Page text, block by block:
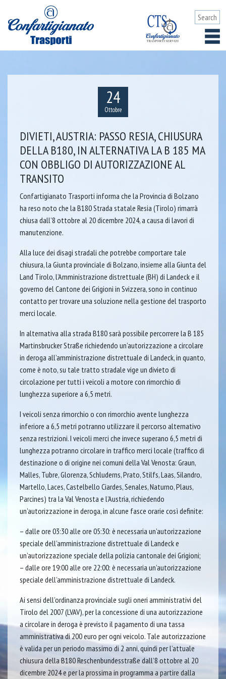
24
Ottobre
DIVIETI, AUSTRIA: PASSO RESIA, CHIUSURA
DELLA B180, IN ALTERNATIVA LA B 185 MA
CON OBBLIGO DI AUTORIZZAZIONE AL
TRANSITO
Confartigianato Trasporti informa che la Provincia di Bolzano
ha reso noto che la B180 Strada statale Resia (Tirolo) rimarrà
chiusa dall’8 ottobre al 20 dicembre 2024, a causa di lavori di
manutenzione.
Alla luce dei disagi stradali che potrebbe comportare tale
chiusura, la Giunta provinciale di Bolzano, insieme alla Giunta del
Land Tirolo, l’Amministrazione distrettuale (BH) di Landeck e il
governo del Cantone dei Grigioni in Svizzera, sono in continuo
contatto per trovare una soluzione nella gestione del trasporto
merci locale.
In alternativa alla strada B180 sarà possibile percorrere la B 185
Martinsbrucker Straße richiedendo un’autorizzazione a circolare
in deroga all’amministrazione distrettuale di Landeck, in quanto,
come è noto, su tale tratto stradale vige un divieto di
circolazione per tutti i veicoli a motore con rimorchio di
lunghezza superiore a 6,5 metri.
I veicoli senza rimorchio o con rimorchio avente lunghezza
inferiore a 6,5 metri potranno utilizzare il percorso alternativo
senza restrizioni. I veicoli merci che invece superano 6,5 metri di
lunghezza potranno circolare in traffico merci locale (traffico di
destinazione o di origine nei comuni della Val Venosta: Graun,
Malles, Tubre, Glorenza, Schluderns, Prato, Stilfs, Laas, Silandro,
Martello, Laces, Castelbello Ciardes, Senales, Naturno, Plaus,
Parcines) tra la Val Venosta e l’Austria, richiedendo
un’autorizzazione in deroga, in alcune fasce orarie così definite:
– dalle ore 03:30 alle ore 05:30: è necessaria un’autorizzazione
speciale dell’amministrazione distrettuale di Landeck e
un’autorizzazione speciale della polizia cantonale dei Grigioni;
– dalle ore 19:00 alle ore 22:00: è necessaria un’autorizzazione
speciale dell’amministrazione distrettuale di Landeck.
Ai sensi dell’ordinanza provinciale sugli oneri amministrativi del
Tirolo del 2007 (LVAV), per la concessione di una autorizzazione
a circolare in deroga è previsto il pagamento di una tassa
amministrativa di 200 euro per ogni veicolo. Tale autorizzazione
è valida per un periodo massimo di 2 anni, quindi per l’attuale
chiusura della B180 Reschenbundesstraße dall’8 ottobre al 20
dicembre 2024 e per la prossima in programma a partire dalla